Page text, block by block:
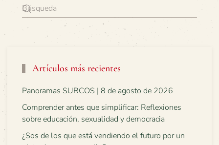
Artículos más recientes
Panoramas SURCOS | 8 de agosto de 2026
Comprender antes que simplificar: Reflexiones
sobre educación, sexualidad y democracia
¿Sos de los que está vendiendo el futuro por un